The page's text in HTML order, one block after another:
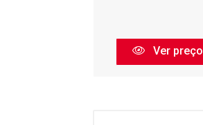
Ver preço